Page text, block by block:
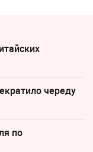
череду
по